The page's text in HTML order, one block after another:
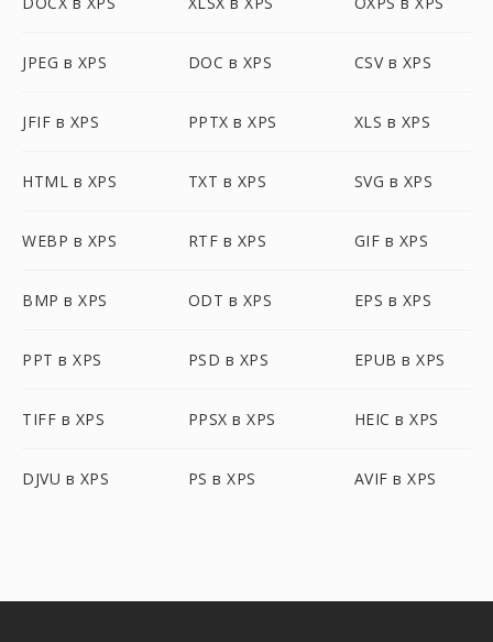
JPEG в XPS DOC в XPS CSV в XPS
JFIF в XPS PPTX в XPS XLS в XPS
HTML в XPS TXT в XPS SVG в XPS
WEBP в XPS RTF в XPS GIF в XPS
BMP в XPS ODT в XPS EPS в XPS
PPT в XPS PSD в XPS EPUB в XPS
TIFF в XPS PPSX в XPS HEIC в XPS
DJVU в XPS PS в XPS AVIF в XPS